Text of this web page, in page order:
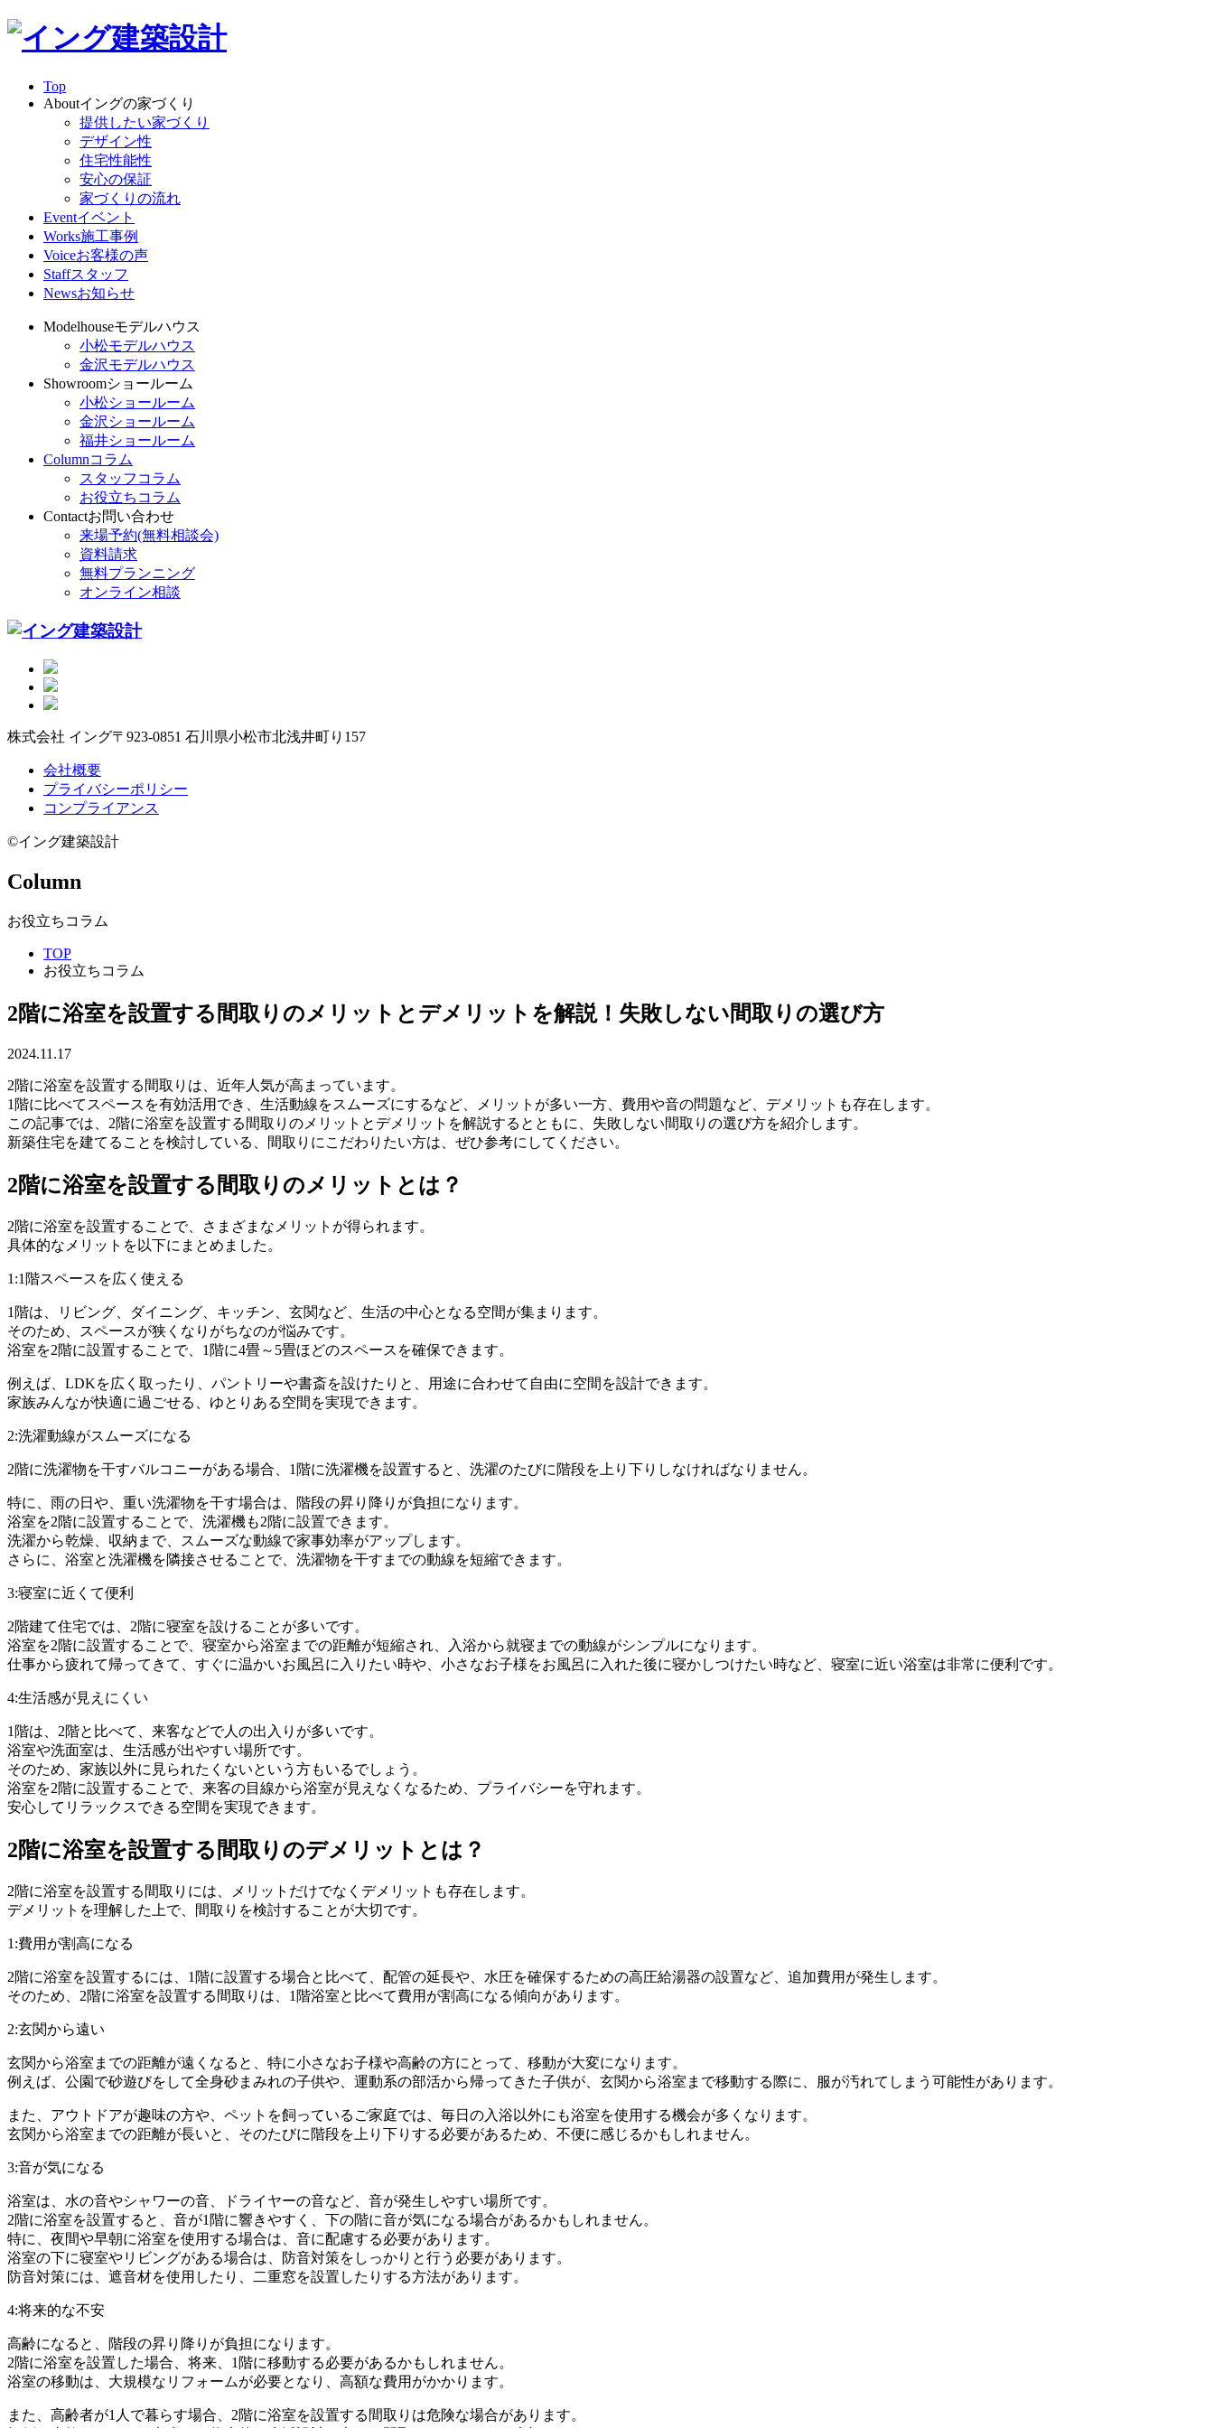
Top
Aboutイングの家づくり
提供したい家づくり
デザイン性
住宅性能性
安心の保証
家づくりの流れ
Eventイベント
Works施工事例
Voiceお客様の声
Staffスタッフ
Newsお知らせ
Modelhouseモデルハウス
小松モデルハウス
金沢モデルハウス
Showroomショールーム
小松ショールーム
金沢ショールーム
福井ショールーム
Columnコラム
スタッフコラム
お役立ちコラム
Contactお問い合わせ
来場予約(無料相談会)
資料請求
無料プランニング
オンライン相談
株式会社 イング〒923-0851 石川県小松市北浅井町り157
会社概要
プライバシーポリシー
コンプライアンス
©イング建築設計
Column
お役立ちコラム
TOP
お役立ちコラム
2階に浴室を設置する間取りのメリットとデメリットを解説！失敗しない間取りの選び方
2024.11.17
2階に浴室を設置する間取りは、近年人気が高まっています。
1階に比べてスペースを有効活用でき、生活動線をスムーズにするなど、メリットが多い一方、費用や音の問題など、デメリットも存在します。
この記事では、2階に浴室を設置する間取りのメリットとデメリットを解説するとともに、失敗しない間取りの選び方を紹介します。
新築住宅を建てることを検討している、間取りにこだわりたい方は、ぜひ参考にしてください。
2階に浴室を設置する間取りのメリットとは？
2階に浴室を設置することで、さまざまなメリットが得られます。
具体的なメリットを以下にまとめました。
1:1階スペースを広く使える
1階は、リビング、ダイニング、キッチン、玄関など、生活の中心となる空間が集まります。
そのため、スペースが狭くなりがちなのが悩みです。
浴室を2階に設置することで、1階に4畳～5畳ほどのスペースを確保できます。
例えば、LDKを広く取ったり、パントリーや書斎を設けたりと、用途に合わせて自由に空間を設計できます。
家族みんなが快適に過ごせる、ゆとりある空間を実現できます。
2:洗濯動線がスムーズになる
2階に洗濯物を干すバルコニーがある場合、1階に洗濯機を設置すると、洗濯のたびに階段を上り下りしなければなりません。
特に、雨の日や、重い洗濯物を干す場合は、階段の昇り降りが負担になります。
浴室を2階に設置することで、洗濯機も2階に設置できます。
洗濯から乾燥、収納まで、スムーズな動線で家事効率がアップします。
さらに、浴室と洗濯機を隣接させることで、洗濯物を干すまでの動線を短縮できます。
3:寝室に近くて便利
2階建て住宅では、2階に寝室を設けることが多いです。
浴室を2階に設置することで、寝室から浴室までの距離が短縮され、入浴から就寝までの動線がシンプルになります。
仕事から疲れて帰ってきて、すぐに温かいお風呂に入りたい時や、小さなお子様をお風呂に入れた後に寝かしつけたい時など、寝室に近い浴室は非常に便利です。
4:生活感が見えにくい
1階は、2階と比べて、来客などで人の出入りが多いです。
浴室や洗面室は、生活感が出やすい場所です。
そのため、家族以外に見られたくないという方もいるでしょう。
浴室を2階に設置することで、来客の目線から浴室が見えなくなるため、プライバシーを守れます。
安心してリラックスできる空間を実現できます。
2階に浴室を設置する間取りのデメリットとは？
2階に浴室を設置する間取りには、メリットだけでなくデメリットも存在します。
デメリットを理解した上で、間取りを検討することが大切です。
1:費用が割高になる
2階に浴室を設置するには、1階に設置する場合と比べて、配管の延長や、水圧を確保するための高圧給湯器の設置など、追加費用が発生します。
そのため、2階に浴室を設置する間取りは、1階浴室と比べて費用が割高になる傾向があります。
2:玄関から遠い
玄関から浴室までの距離が遠くなると、特に小さなお子様や高齢の方にとって、移動が大変になります。
例えば、公園で砂遊びをして全身砂まみれの子供や、運動系の部活から帰ってきた子供が、玄関から浴室まで移動する際に、服が汚れてしまう可能性があります。
また、アウトドアが趣味の方や、ペットを飼っているご家庭では、毎日の入浴以外にも浴室を使用する機会が多くなります。
玄関から浴室までの距離が長いと、そのたびに階段を上り下りする必要があるため、不便に感じるかもしれません。
3:音が気になる
浴室は、水の音やシャワーの音、ドライヤーの音など、音が発生しやすい場所です。
2階に浴室を設置すると、音が1階に響きやすく、下の階に音が気になる場合があるかもしれません。
特に、夜間や早朝に浴室を使用する場合は、音に配慮する必要があります。
浴室の下に寝室やリビングがある場合は、防音対策をしっかりと行う必要があります。
防音対策には、遮音材を使用したり、二重窓を設置したりする方法があります。
4:将来的な不安
高齢になると、階段の昇り降りが負担になります。
2階に浴室を設置した場合、将来、1階に移動する必要があるかもしれません。
浴室の移動は、大規模なリフォームが必要となり、高額な費用がかかります。
また、高齢者が1人で暮らす場合、2階に浴室を設置する間取りは危険な場合があります。